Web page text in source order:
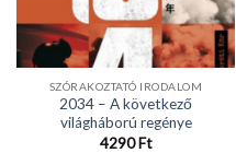
SZÓRAKOZTATÓ IRODALOM
2034 – A következő
világháború regénye
4290Ft